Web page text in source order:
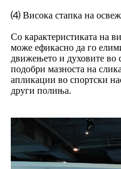
⑷ Висока стапка на
Со карактеристиката на
може ефикасно да го
движењето и духовите во
подобри мазноста на
апликации во спортски
други полиња.